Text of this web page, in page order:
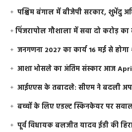
पश्चिम बंगाल में बीजेपी सरकार, शुभेंदु
​पिंजरापोल गौशाला में सवा दो करोड़ का
जनगणना 2027 का कार्य 16 मई से
आशा भोसले का अंतिम संस्कार आज
आईएएस के तबादले: सीएम ने बदली
बच्चों के लिए एडल्ट स्किनकेयर पर
पूर्व विधायक बलजीत यादव ईडी की